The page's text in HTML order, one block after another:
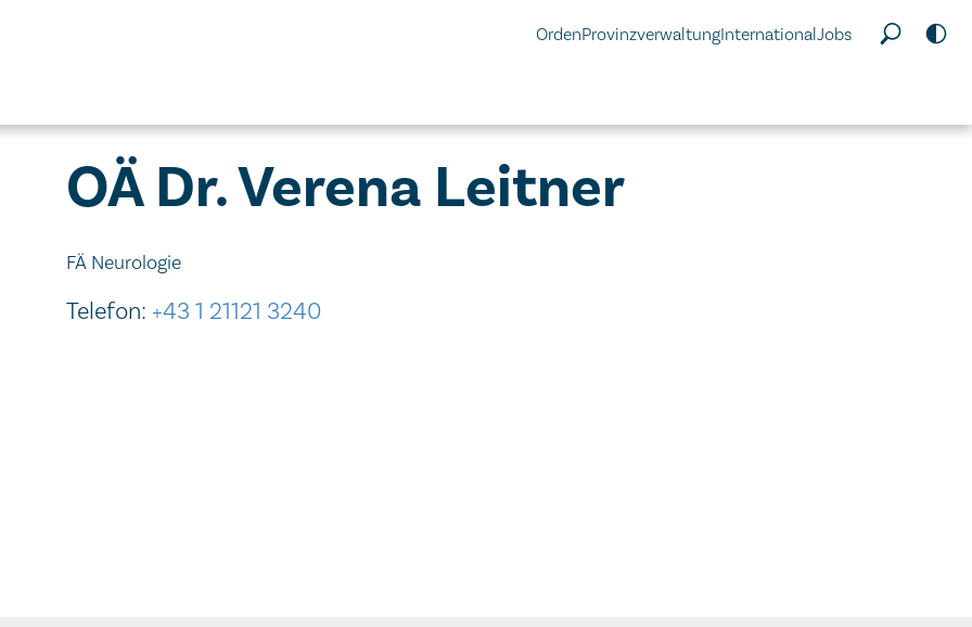
OrdenProvinzverwaltungInternationalJobs
OÄ Dr. Verena Leitner
FÄ Neurologie
Telefon: +43 1 21121 3240